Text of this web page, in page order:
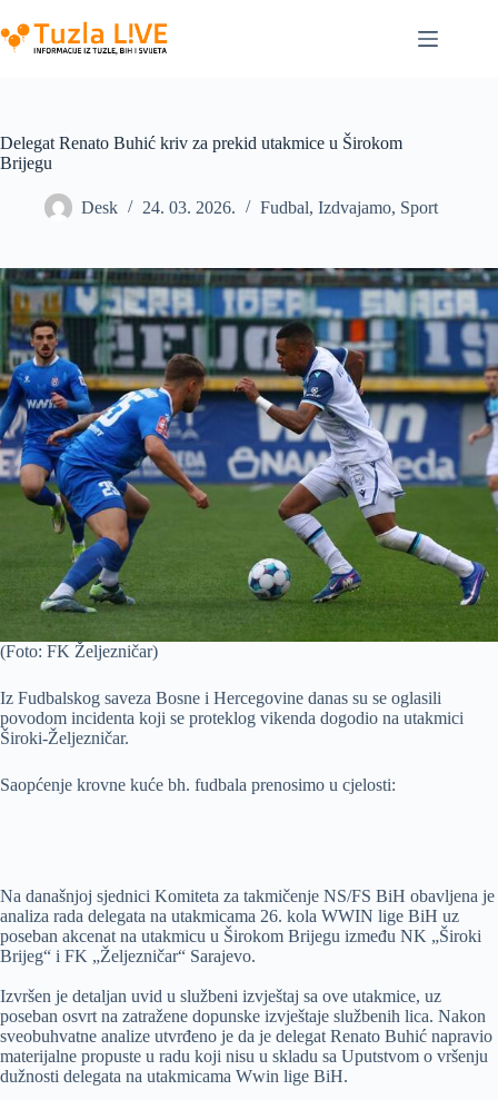
to
content
Delegat Renato Buhić kriv za prekid utakmice u Širokom
Brijegu
Desk 24. 03. 2026. Fudbal, Izdvajamo, Sport
(Foto: FK Željezničar)
Iz Fudbalskog saveza Bosne i Hercegovine danas su se oglasili
povodom incidenta koji se proteklog vikenda dogodio na utakmici
Široki-Željezničar.
Saopćenje krovne kuće bh. fudbala prenosimo u cjelosti:
Na današnjoj sjednici Komiteta za takmičenje NS/FS BiH obavljena je
analiza rada delegata na utakmicama 26. kola WWIN lige BiH uz
poseban akcenat na utakmicu u Širokom Brijegu između NK „Široki
Brijeg“ i FK „Željezničar“ Sarajevo.
Izvršen je detaljan uvid u službeni izvještaj sa ove utakmice, uz
poseban osvrt na zatražene dopunske izvještaje službenih lica. Nakon
sveobuhvatne analize utvrđeno je da je delegat Renato Buhić napravio
materijalne propuste u radu koji nisu u skladu sa Uputstvom o vršenju
dužnosti delegata na utakmicama Wwin lige BiH.